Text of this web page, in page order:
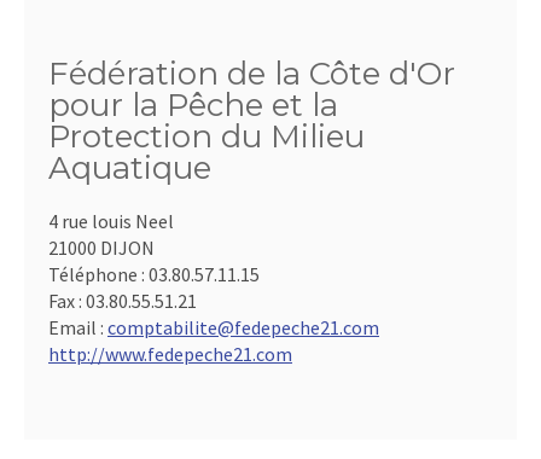
Fédération de la Côte d'Or
pour la Pêche et la
Protection du Milieu
Aquatique
4 rue louis Neel
21000 DIJON
Téléphone : 03.80.57.11.15
Fax : 03.80.55.51.21
Email : comptabilite@fedepeche21.com
http://www.fedepeche21.com